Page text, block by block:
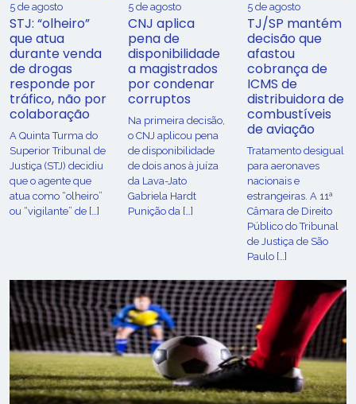
5 de agosto
STJ: “olheiro”
que atua
durante venda
de drogas
responde por
tráfico, não por
colaboração
A Quinta Turma do
Superior Tribunal de
Justiça (STJ) decidiu
que o agente que
atua como “olheiro”
ou “vigilante” de […]
5 de agosto
CNJ aplica
pena de
disponibilidade
a magistrados
por condenar
corruptos
Na primeira decisão,
o CNJ aplicou pena
de disponibilidade
de dois anos à juíza
da Lava-Jato
Gabriela Hardt
Punição da […]
5 de agosto
TJ/SP mantém
decisão que
afastou
cobrança de
ICMS de
distribuidora de
combustíveis
de aviação
Tratamento desigual
para aeronaves
nacionais e
estrangeiras. A 11ª
Câmara de Direito
Público do Tribunal
de Justiça de São
Paulo […]